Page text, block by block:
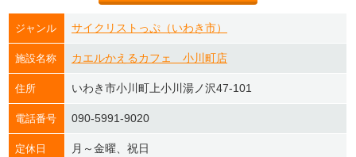
ジャンル サイクリストっぷ（いわき市）
施設名称 カエルかえるカフェ 小川町店
住所 いわき市小川町上小川湯ノ沢47-101
電話番号 090-5991-9020
定休日 月～金曜、祝日